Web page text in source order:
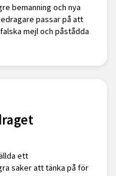
bemanning och nya
passar på att
mejl och påstådda
ett
saker att tänka på för